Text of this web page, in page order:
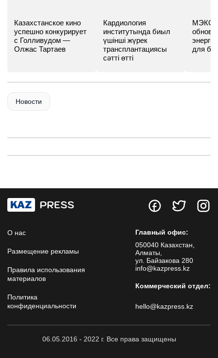
Казахстанское кино
успешно конкурирует
с Голливудом —
Олжас Тартаев
Кардиология
институтында биыл
үшінші жүрек
трансплантациясы
сәтті өтті
МЭКС -
для
Новости
О нас
Размещение рекламы
Правила использования
материалов
Политика
конфиденциальности
Главный офис:
050040 Казахстан,
Алматы,
ул. Байзакова 280
info@kazpress.kz
Коммерческий отдел:
hello@kazpress.kz
06.05.2016 - 2022 г. Все права защищены